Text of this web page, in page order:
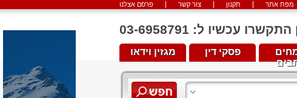
פרסם אצלנו צור קשר תקנון מפת אתר
עכשיו ל: 03-6958791
מגזין וידאו פסקי דין